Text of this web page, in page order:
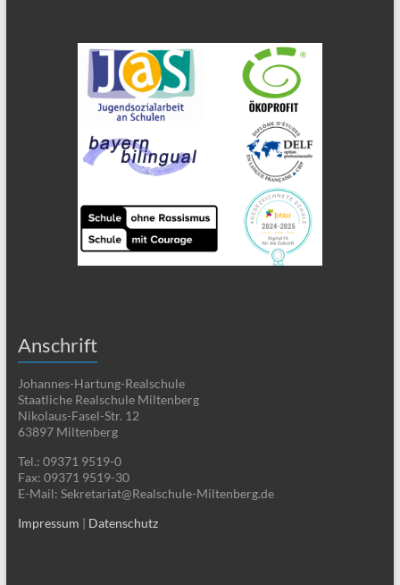
Anschrift
Johannes-Hartung-Realschule
Staatliche Realschule Miltenberg
Nikolaus-Fasel-Str. 12
63897 Miltenberg
Tel.: 09371 9519-0
Fax: 09371 9519-30
E-Mail: Sekretariat@Realschule-Miltenberg.de
Impressum | Datenschutz